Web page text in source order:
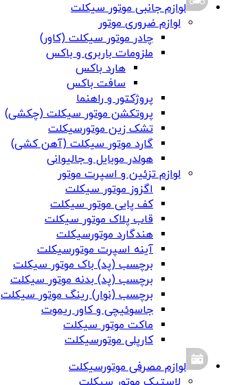
لوازم جانبی موتور سیکلت
لوازم ضروری موتور
چادر موتور سیکلت (کاور)
ملزومات باربری و باکس
هارد باکس
سافت باکس
پروژکتور و راهنما
پروتکشن موتور سیکلت (چکشی)
تشک زین موتورسیکلت
گارد موتور سیکلت (آهن کشی)
هولدر موبایل و جالیوانی
لوازم تزئین و اسپرت موتور
اگزوز موتور سیکلت
کف پایی موتور سیکلت
قاب پلاک موتور سیکلت
هندگارد موتورسیکلت
آینه اسپرت موتورسیکلت
برچسب (پد) باک موتور سیکلت
برچسب (پد) بدنه موتور سیکلت
برچسب (نوار) رینگ موتور سیکلت
جاسوئیچی و کاور ریموت
ماکت موتور سیکلت
کارپلی موتورسیکلت
لوازم مصرفی موتورسیکلت